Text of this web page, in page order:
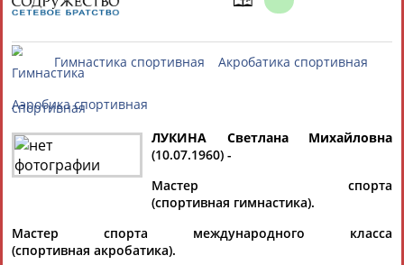
Найдено: 13181персон Расширенный поиск
Аслаудин
АБАИМОВА
АБАЛАКИНА
Аэробика спортивная
ЛУКИНА Светлана Михайловна
(10.07.1960) -
Мастер спорта
(спортивная гимнастика).
Мастер спорта международного класса
(спортивная акробатика).